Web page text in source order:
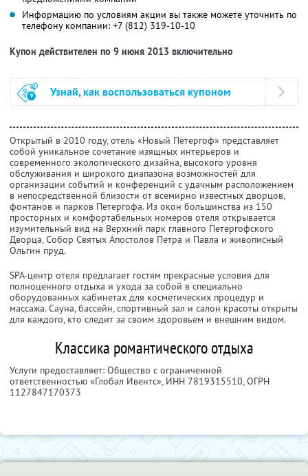
Информацию по условиям акции вы также можете уточнить по
телефону компании: +7 (812) 319-10-10
Купон действителен по 9 июня 2013 включительно
Узнай, как воспользоваться купоном
Открытый в 2010 году, отель «Новый Петергоф» представляет
собой уникальное сочетание изящных интерьеров и
современного экологического дизайна, высокого уровня
обслуживания и широкого диапазона возможностей для
организации событий и конференций с удачным расположением
в непосредственной близости от всемирно известных дворцов,
фонтанов и парков Петергофа. Из окон большинства из 150
просторных и комфортабельных номеров отеля открывается
изумительный вид на Верхний парк главного Петергофского
Дворца, Собор Святых Апостолов Петра и Павла и живописный
Ольгин пруд.
SPA-центр отеля предлагает гостям прекрасные условия для
полноценного отдыха и ухода за собой в специально
оборудованных кабинетах для косметических процедур и
массажа. Сауна, бассейн, спортивный зал и салон красоты открыты
для каждого, кто следит за своим здоровьем и внешним видом.
Классика романтического отдыха
Услуги предоставляет: Общество с ограниченной
ответственностью «Глобал Ивентс», ИНН 7819315510, ОГРН
1127847170373